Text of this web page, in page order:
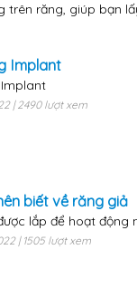
răng, giúp bạn
Implant
| 2490 lượt xem
biết về răng giả
lắp để hoạt động
| 1505 lượt xem